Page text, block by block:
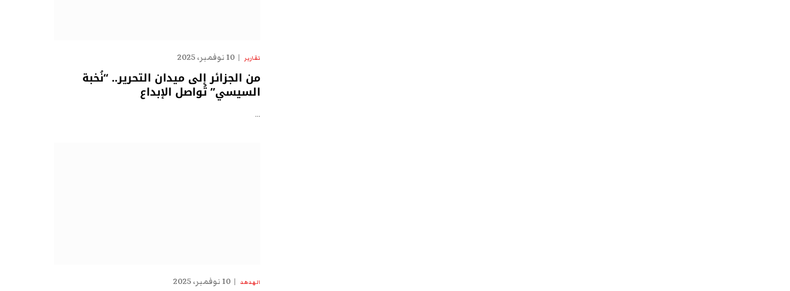
تقارير 10 نوفمبر، 2025
من الجزائر إلى ميدان التحرير.. “نُخبة
السيسي” تُواصل الإبداع
…
الهدهد 10 نوفمبر، 2025